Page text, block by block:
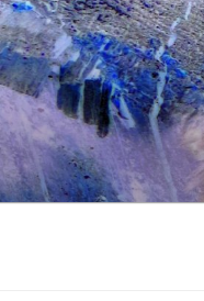
Siirry
sisältöön